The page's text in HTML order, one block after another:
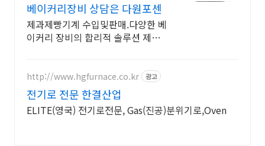
베이커리장비 상담은 다원포센
제과제빵기계 수입및판매.다양한 베
이커리 장비의 합리적 솔루션 제안.
http://www.hgfurnace.co.kr 광고
전기로 전문 한결산업
ELITE(영국) 전기로전문, Gas(진공)분위기로,Oven